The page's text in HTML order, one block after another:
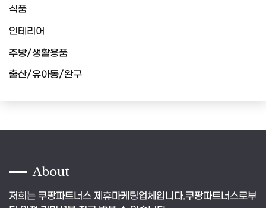
식품
인테리어
주방/생활용품
출산/유아동/완구
About
저희는 쿠팡파트너스 제휴마케팅업체입니다.쿠팡파트너스로부